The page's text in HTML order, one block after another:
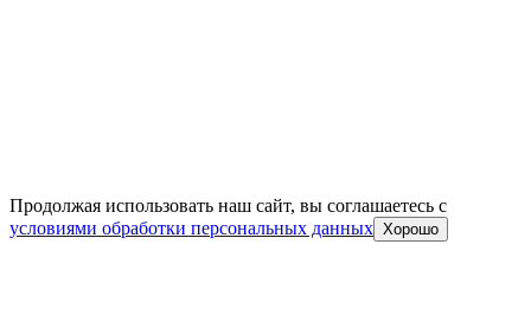
Продолжая использовать наш сайт, вы соглашаетесь c
условиями обработки персональных данных Хорошо